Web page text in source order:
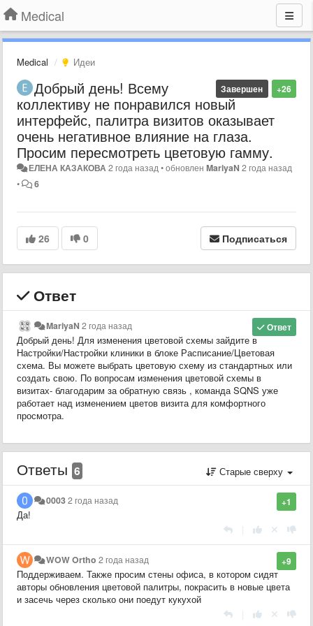
Medical
Medical Идеи
+26
Завершен
Добрый день! Всему
коллективу не понравился новый
интерфейс, палитра визитов оказывает
очень негативное влияние на глаза.
Просим пересмотреть цветовую гамму.
ЕЛЕНА КАЗАКОВА2 года назад•обновленMariyaN 2 года назад
•
6
26 0 Подписаться
Ответ
Ответ
MariyaN 2 года назад
Добрый день! Для изменения цветовой схемы зайдите в
Настройки/Настройки клиники в блоке Расписание/Цветовая
схема. Вы можете выбрать цветовую схему из стандартных или
создать свою. По вопросам изменения цветовой схемы в
визитах- благодарим за обратную связь , команда SQNS уже
работает над изменением цветов визита для комфортного
просмотра.
Ответы 6 Старые сверху
+1
00032 года назад
Да!
+9
WOW Ortho 2 года назад
Поддерживаем. Также просим стены офиса, в котором сидят
авторы обновления цветовой палитры, покрасить в новые цвета
и засечь через сколько они поедут кукухой